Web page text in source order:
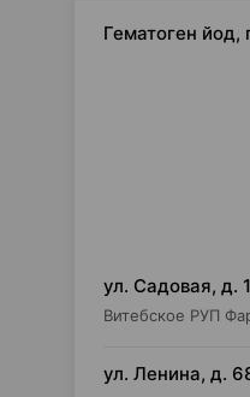
Гематоген йод,
ул. Садовая, д. 1
ул. Ленина, д.